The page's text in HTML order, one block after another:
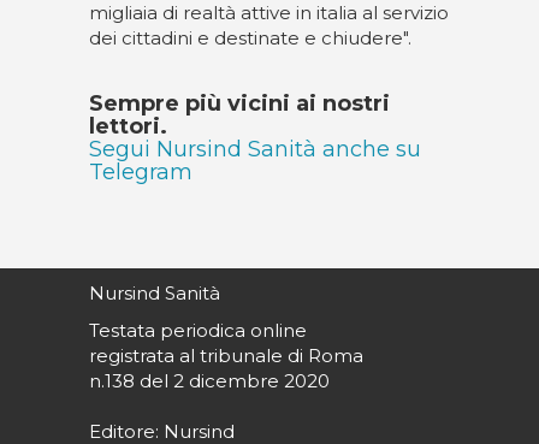
migliaia di realtà attive in italia al servizio
dei cittadini e destinate e chiudere".
Sempre più vicini ai nostri
lettori.
Segui Nursind Sanità anche su
Telegram
Nursind Sanità
Testata periodica online
registrata al tribunale di Roma
n.138 del 2 dicembre 2020
Editore: Nursind